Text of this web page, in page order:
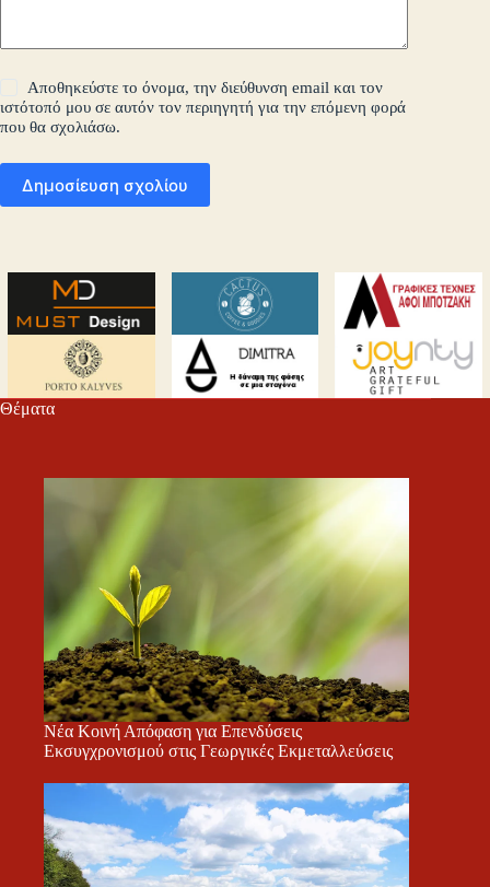
Αποθηκεύστε το όνομα, την διεύθυνση email και τον
ιστότοπό μου σε αυτόν τον περιηγητή για την επόμενη φορά
που θα σχολιάσω.
Δημοσίευση σχολίου
Θέματα
Νέα Κοινή Απόφαση για Επενδύσεις
Εκσυγχρονισμού στις Γεωργικές Εκμεταλλεύσεις